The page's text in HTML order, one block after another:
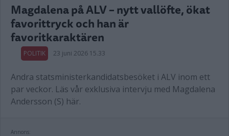
Magdalena på ALV – nytt vallöfte, ökat
favorittryck och han är
favoritkaraktären
POLITIK 23 juni 2026 15.33
Andra statsministerkandidatsbesöket i ALV inom ett
par veckor. Läs vår exklusiva intervju med Magdalena
Andersson (S) här.
Annons: